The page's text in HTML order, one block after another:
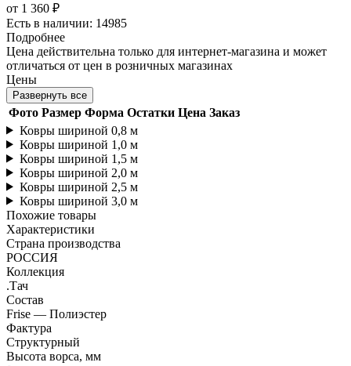
от 1 360 ₽
Есть в наличии: 14985
Подробнее
Цена действительна только для интернет-магазина и может
отличаться от цен в розничных магазинах
Цены
Развернуть все
Фото Размер Форма Остатки Цена Заказ
Ковры шириной 0,8 м
Ковры шириной 1,0 м
Ковры шириной 1,5 м
Ковры шириной 2,0 м
Ковры шириной 2,5 м
Ковры шириной 3,0 м
Похожие товары
Характеристики
Страна производства
РОССИЯ
Коллекция
.Тач
Состав
Frise — Полиэстер
Фактура
Структурный
Высота ворса, мм